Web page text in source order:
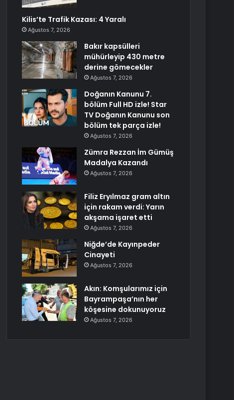
Kilis’te Trafik Kazası: 4 Yaralı
Ağustos 7, 2026
Bakır kapsülleri
mühürleyip 430 metre
derine gömecekler
Ağustos 7, 2026
Doğanın Kanunu 7.
bölüm Full HD izle! Star
TV Doğanın Kanunu son
bölüm tek parça izle!
Ağustos 7, 2026
Zümra Rezzan İm Gümüş
Madalya Kazandı
Ağustos 7, 2026
Filiz Eryılmaz gram altın
için rakam verdi: Yarın
akşama işaret etti
Ağustos 7, 2026
Niğde’de Kayınpeder
Cinayeti
Ağustos 7, 2026
Akın: Komşularımız için
Bayrampaşa’nın her
köşesine dokunuyoruz
Ağustos 7, 2026